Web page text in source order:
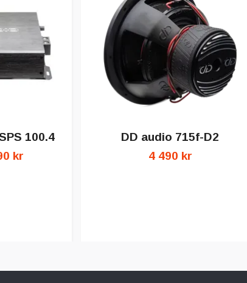
100.4
kr
DD audio 715f-D2
4 490 kr